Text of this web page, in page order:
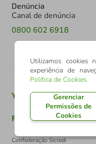
Denúncia
Canal de denúncia
0800 602 6918
Youtube Twitter
Facebook TikTok
Confederação Sicredi
Utilizamos cookies
experiência de
Política de Cookies.
Gerenciar
Permissões de
Cookies